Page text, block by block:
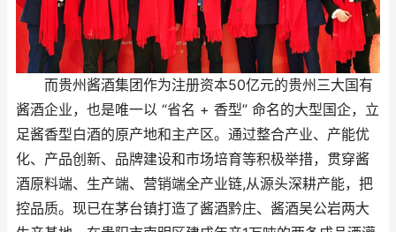
而贵州酱酒集团作为注册资本50亿元的贵州三大国有
酱酒企业，也是唯一以 “省名 + 香型” 命名的大型国企，立
足酱香型白酒的原产地和主产区。通过整合产业、产能优
化、产品创新、品牌建设和市场培育等积极举措，贯穿酱
酒原料端、生产端、营销端全产业链,从源头深耕产能，把
控品质。现已在茅台镇打造了酱酒黔庄、酱酒吴公岩两大